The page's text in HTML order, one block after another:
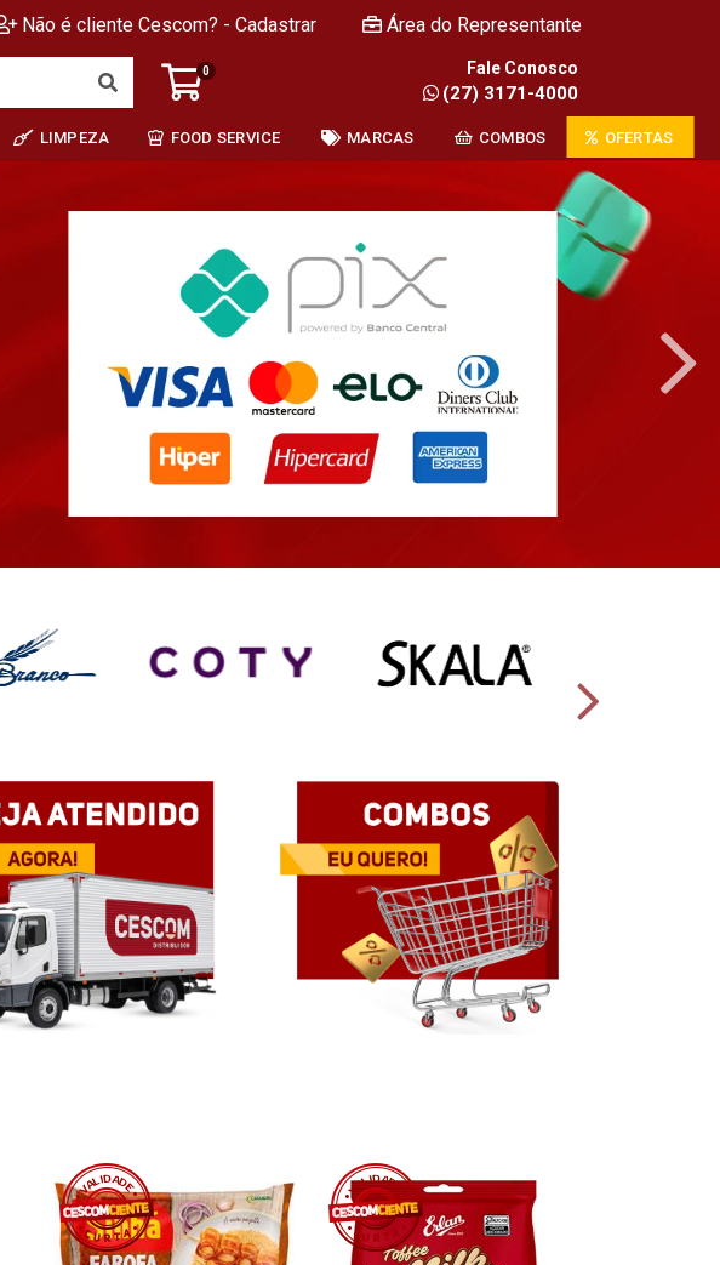
Não é cliente Cescom? - Cadastrar Área do Representante
0 Fale Conosco
(27) 3171-4000
LIMPEZA FOOD SERVICE MARCAS COMBOS OFERTAS